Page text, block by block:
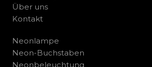
Über uns
Kontakt
Neonlampe
Neon-Buchstaben
Neonbeleuchtung